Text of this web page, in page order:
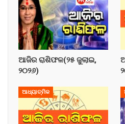
ଆଜିର ରାଶିଫଳ(୨୫ ଜୁଲାଇ,
୨୦୨୬)
ଆଧ୍ୟାତ୍ମିକ